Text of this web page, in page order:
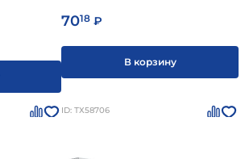
7018 ₽
В корзину
ID: ТХ58706